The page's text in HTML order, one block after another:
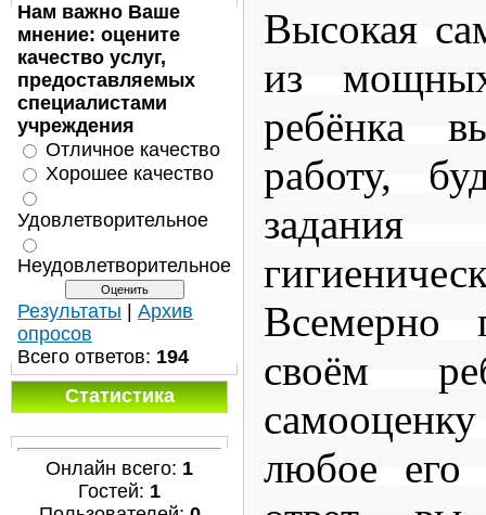
Нам важно Ваше
мнение: оцените
качество услуг,
предоставляемых
специалистами
учреждения
Отличное качество
Хорошее качество
Удовлетворительное
Неудовлетворительное
Результаты
Архив
опросов
Всего ответов: 194
Статистика
Онлайн всего: 1
Гостей: 1
Высокая
из
ребёнка
работу,
задания
Всемерно
своём
любое его